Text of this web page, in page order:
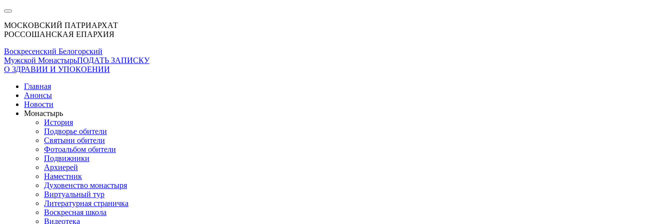
МОСКОВСКИЙ ПАТРИАРХАТ
РОССОШАНСКАЯ ЕПАРХИЯ
Воскресенский Белогорский
Мужской МонастырьПОДАТЬ ЗАПИСКУ
О ЗДРАВИИ И УПОКОЕНИИ
Главная
Анонсы
Новости
Монастырь
История
Подворье обители
Святыни обители
Фотоальбом обители
Подвижники
Архиерей
Наместник
Духовенство монастыря
Виртуальный тур
Литературная страничка
Воскресная школа
Видеотека